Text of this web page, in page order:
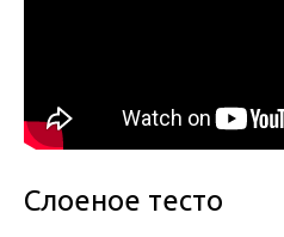
Слоеное тесто